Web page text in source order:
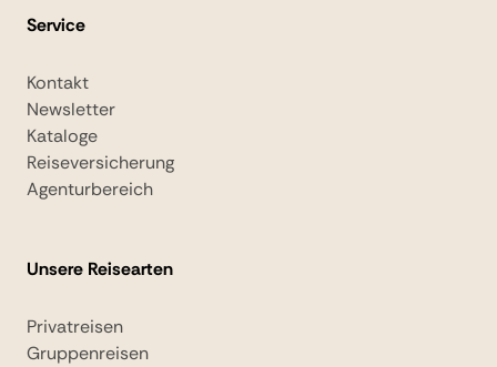
Service
Kontakt
Newsletter
Kataloge
Reiseversicherung
Agenturbereich
Unsere Reisearten
Privatreisen
Gruppenreisen